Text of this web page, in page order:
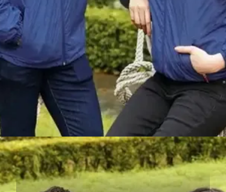
Đang mởhttps://idep.edu.vn/thoi-trang-cardina-66